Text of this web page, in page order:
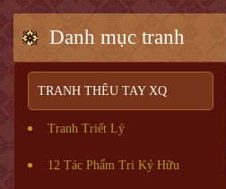
Danh mục tranh
TRANH THÊU TAY XQ
Tranh Triết Lý
12 Tác Phẩm Tri Kỷ Hữu